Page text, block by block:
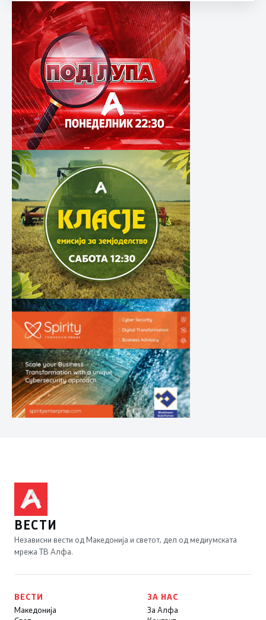
ВЕСТИ
Независни вести од Македонија и светот, дел од медиумската
мрежа ТВ Алфа.
ВЕСТИ
Македонија
ЗА НАС
За Алфа